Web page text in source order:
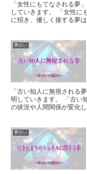
「女性にもてなされる夢
していきます。 「女性に
に招き、優しく接する夢
夢占い
「古い知人に無視される
明していきます。 「古い
の状況や人間関係が変化
夢占い